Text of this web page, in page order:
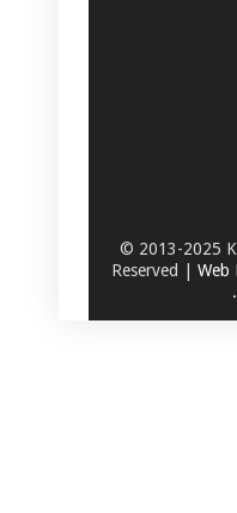
© 2013-2025
Reserved | Web
.